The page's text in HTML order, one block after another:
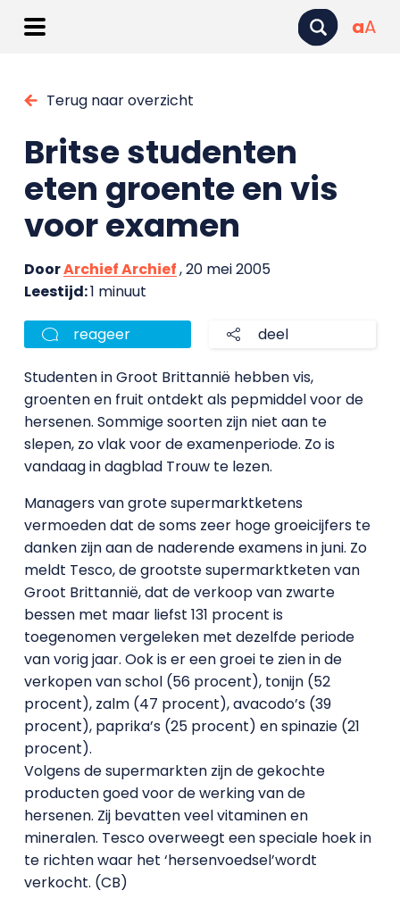
aA
Terug naar overzicht
Britse studenten
eten groente en vis
voor examen
DoorArchief Archief, 20 mei 2005
Leestijd:1 minuut
reageer deel
Studenten in Groot Brittannië hebben vis,
groenten en fruit ontdekt als pepmiddel voor de
hersenen. Sommige soorten zijn niet aan te
slepen, zo vlak voor de examenperiode. Zo is
vandaag in dagblad Trouw te lezen.
Managers van grote supermarktketens
vermoeden dat de soms zeer hoge groeicijfers te
danken zijn aan de naderende examens in juni. Zo
meldt Tesco, de grootste supermarktketen van
Groot Brittannië, dat de verkoop van zwarte
bessen met maar liefst 131 procent is
toegenomen vergeleken met dezelfde periode
van vorig jaar. Ook is er een groei te zien in de
verkopen van schol (56 procent), tonijn (52
procent), zalm (47 procent), avacodo’s (39
procent), paprika’s (25 procent) en spinazie (21
procent).
Volgens de supermarkten zijn de gekochte
producten goed voor de werking van de
hersenen. Zij bevatten veel vitaminen en
mineralen. Tesco overweegt een speciale hoek in
te richten waar het ‘hersenvoedsel’wordt
verkocht. (CB)